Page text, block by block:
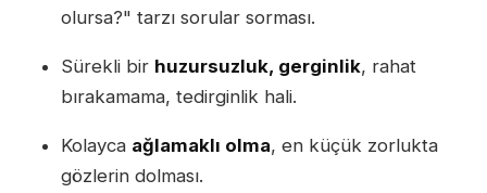
olursa?" tarzı sorular sorması.
Sürekli bir huzursuzluk, gerginlik, rahat
bırakamama, tedirginlik hali.
Kolayca ağlamaklı olma, en küçük zorlukta
gözlerin dolması.